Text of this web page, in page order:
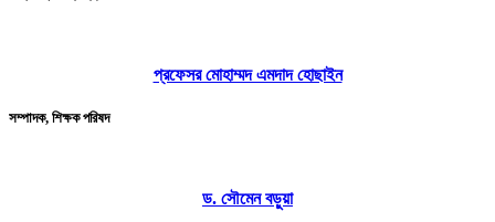
প্রফেসর মোহাম্মদ এমদাদ হোছাইন
সম্পাদক, শিক্ষক পরিষদ
ড. সৌমেন বড়ুয়া